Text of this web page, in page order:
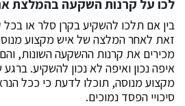
לכו על קרנות השקעה בהמלצת
בין אם תלכו להשקיע בקרן סלר או
זאת לאחר המלצה של איש מקצוע
מכירים את קרנות ההשקעה השונות,
איפה נכון ואיפה לא נכון להשקיע.
מקצוע מנוסה, תוכלו לדעת כי ככל
סיכויי הפסד נמוכים.